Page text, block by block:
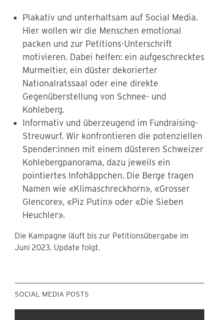
Plakativ und unterhaltsam auf Social Media.
Hier wollen wir die Menschen emotional
packen und zur Petitions-Unterschrift
motivieren. Dabei helfen: ein aufgeschrecktes
Murmeltier, ein düster dekorierter
Nationalratssaal oder eine direkte
Gegenüberstellung von Schnee- und
Kohleberg.
Informativ und überzeugend im Fundraising-
Streuwurf. Wir konfrontieren die potenziellen
Spender:innen mit einem düsteren Schweizer
Kohlebergpanorama, dazu jeweils ein
pointiertes Infohäppchen. Die Berge tragen
Namen wie «Klimaschreckhorn», «Grosser
Glencore», «Piz Putin» oder «Die Sieben
Heuchler».
Die Kampagne läuft bis zur Petitionsübergabe im
Juni 2023. Update folgt.
SOCIAL MEDIA POSTS